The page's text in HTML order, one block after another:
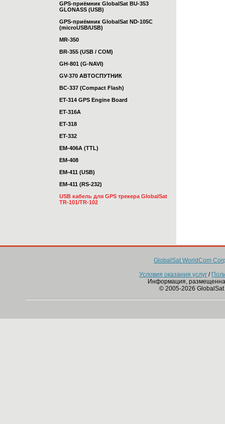
GPS-приёмник GlobalSat BU-353
GLONASS (USB)
GPS-приёмник GlobalSat ND-105C
(microUSB/USB)
MR-350
BR-355 (USB / COM)
GH-801 (G-NAVI)
GV-370 АВТОСПУТНИК
BC-337 (Compact Flash)
ET-314 GPS Engine Board
ET-316A
ET-318
ET-332
EM-406A (TTL)
EM-408
EM-411 (USB)
EM-411 (RS-232)
USB кабель для GPS трекера GlobalSat
TR-101/TR-102
GlobalSat WorldCom
Условия оказания услуг /
Информация,
© 2005-2026